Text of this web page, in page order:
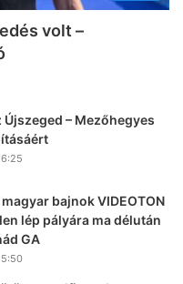
volt –
– Mezőhegyes
bajnok VIDEOTON
lép pályára ma délután
GA